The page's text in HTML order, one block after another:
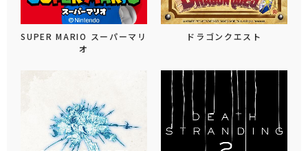
SUPER MARIO スーパーマリ
オ
ドラゴンクエスト